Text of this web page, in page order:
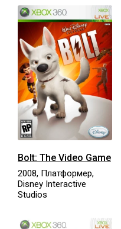
Bolt: The Video Game
2008, Платформер,
Disney Interactive
Studios